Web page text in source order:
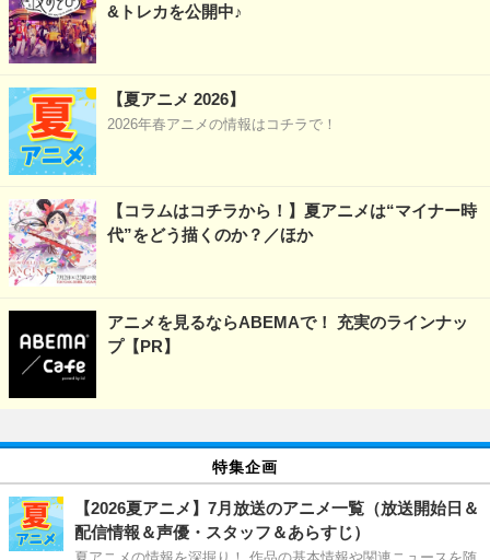
&トレカを公開中♪
【夏アニメ 2026】
2026年春アニメの情報はコチラで！
【コラムはコチラから！】夏アニメは“マイナー時
代”をどう描くのか？／ほか
アニメを見るならABEMAで！ 充実のラインナッ
プ【PR】
特集企画
【2026夏アニメ】7月放送のアニメ一覧（放送開始日＆
配信情報＆声優・スタッフ＆あらすじ）